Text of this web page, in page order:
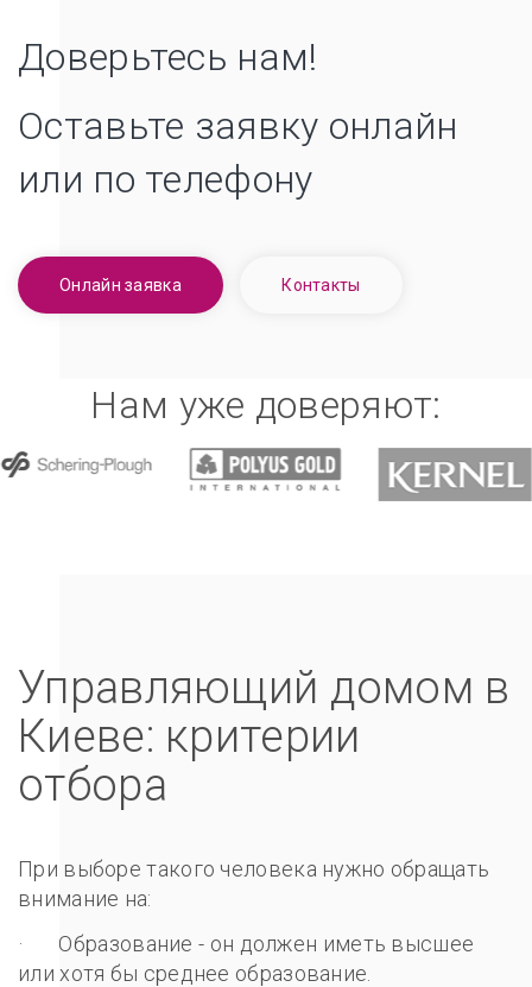
Доверьтесь нам!
Оставьте заявку онлайн
или по телефону
Онлайн заявка Контакты
Нам уже доверяют:
Управляющий домом в
Киеве: критерии
отбора
При выборе такого человека нужно обращать
внимание на:
· Образование - он должен иметь высшее
или хотя бы среднее образование.